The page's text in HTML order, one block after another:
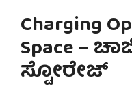
Charging
Space –
ಸ್ಟೋರೇಜ್